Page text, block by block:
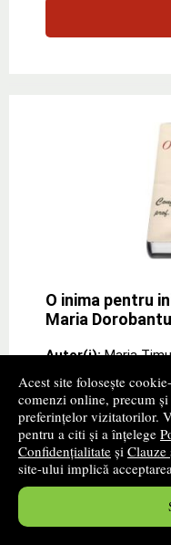
Acest site folosește
comenzi online, precum
preferințelor vizitatorilor.
pentru a citi și a înțelege
Confidențialitate și
site-ului implică
O inima pentru
Maria Dorobantu
Autor(i): Maria
Editura:DHARANA-
promoție
Cartea autorului
Confesiuni prof. dr.
DHARANA ,, Luand
sale, ansamblul
35,40lei